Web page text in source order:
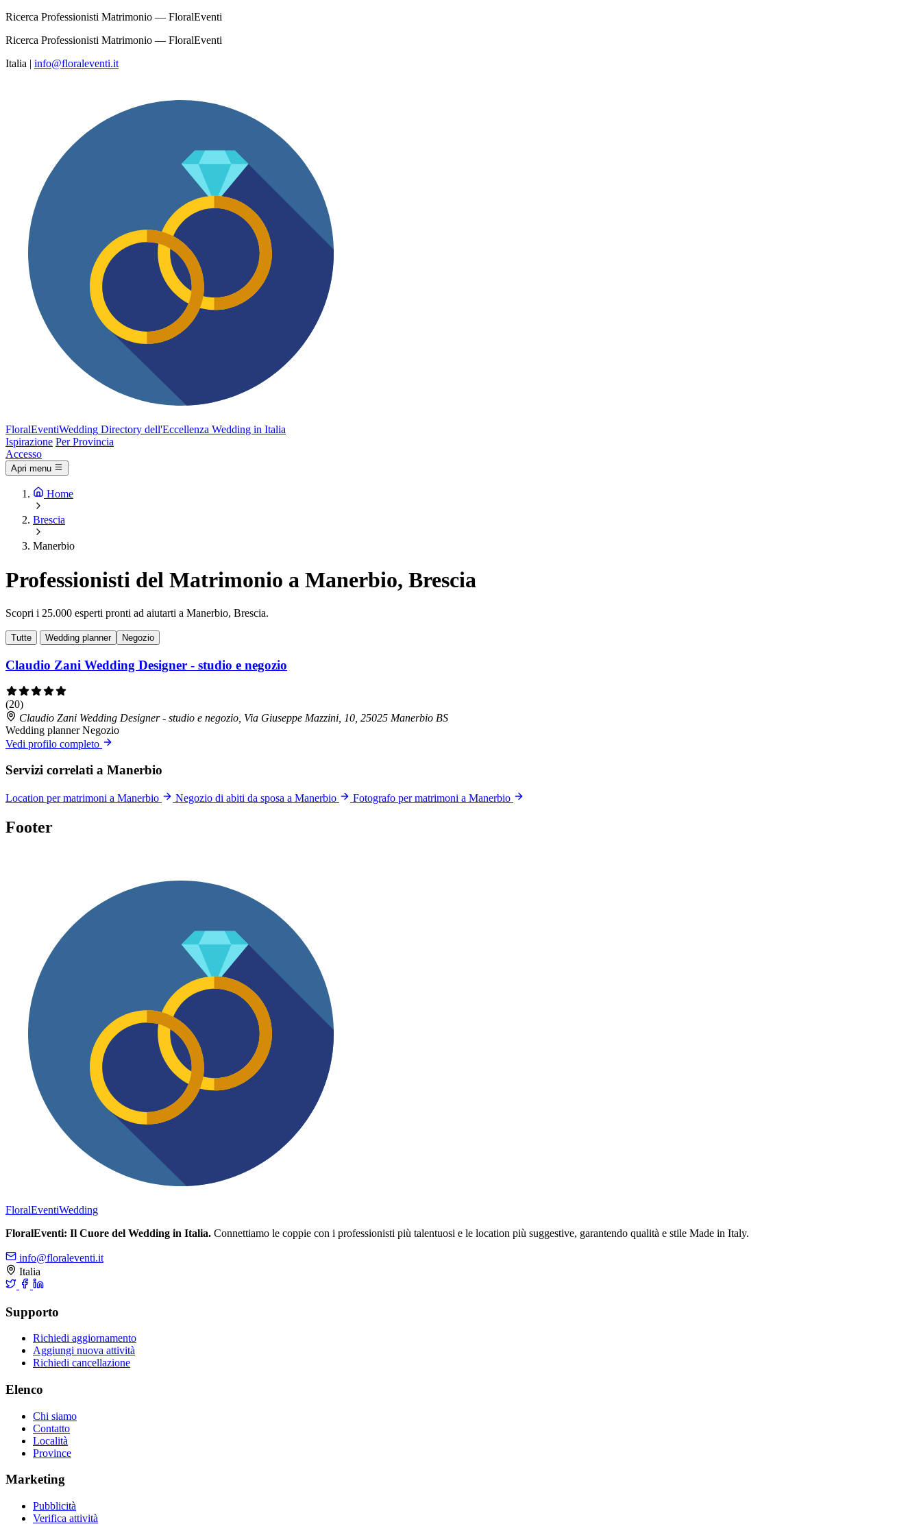
Ricerca Professionisti Matrimonio — FloralEventi
Ricerca Professionisti Matrimonio — FloralEventi
Italia | info@floraleventi.it
FloralEventiWedding Directory dell'Eccellenza Wedding in Italia
Ispirazione Per Provincia
Accesso
Apri menu
Home
Brescia
Manerbio
Professionisti del Matrimonio a Manerbio, Brescia
Scopri i 25.000 esperti pronti ad aiutarti a Manerbio, Brescia.
Tutte Wedding planner Negozio
Claudio Zani Wedding Designer - studio e negozio
(20)
Claudio Zani Wedding Designer - studio e negozio, Via Giuseppe Mazzini, 10, 25025 Manerbio BS
Wedding plannerNegozio
Vedi profilo completo
Servizi correlati a Manerbio
Location per matrimoni a Manerbio Negozio di abiti da sposa a Manerbio Fotografo per matrimoni a Manerbio
Footer
FloralEventiWedding
FloralEventi: Il Cuore del Wedding in Italia. Connettiamo le coppie con i professionisti più talentuosi e le location più suggestive, garantendo qualità e stile Made in Italy.
info@floraleventi.it
Italia
Supporto
Richiedi aggiornamento
Aggiungi nuova attività
Richiedi cancellazione
Elenco
Chi siamo
Contatto
Località
Province
Marketing
Pubblicità
Verifica attività